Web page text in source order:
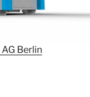
AG Berlin